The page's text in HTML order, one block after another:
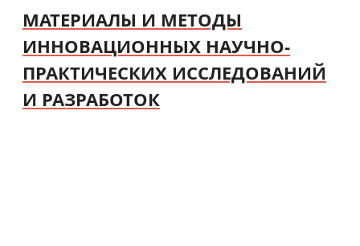
МАТЕРИАЛЫ И МЕТОДЫ
ИННОВАЦИОННЫХ НАУЧНО-
ПРАКТИЧЕСКИХ ИССЛЕДОВАНИЙ
И РАЗРАБОТОК